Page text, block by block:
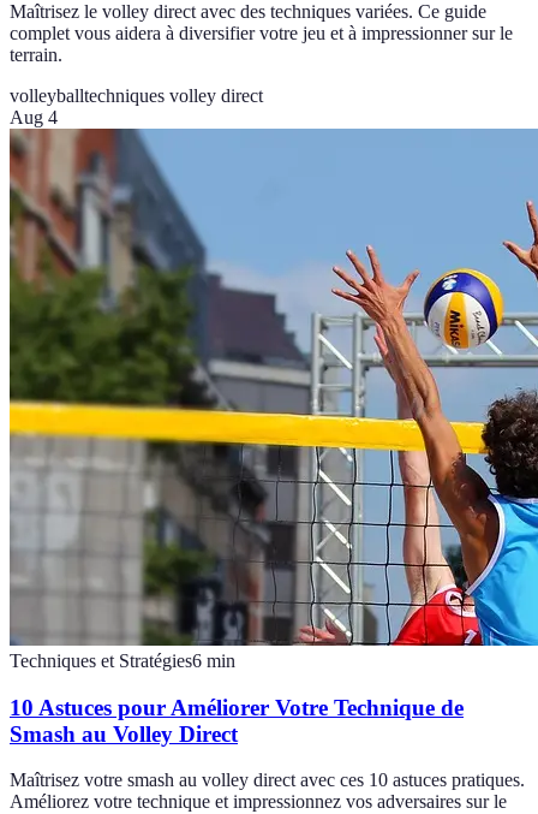
Maîtrisez le volley direct avec des techniques variées. Ce guide
complet vous aidera à diversifier votre jeu et à impressionner sur le
terrain.
volleyballtechniques volley direct
Aug 4
Techniques et Stratégies6 min
10 Astuces pour Améliorer Votre Technique de
Smash au Volley Direct
Maîtrisez votre smash au volley direct avec ces 10 astuces pratiques.
Améliorez votre technique et impressionnez vos adversaires sur le